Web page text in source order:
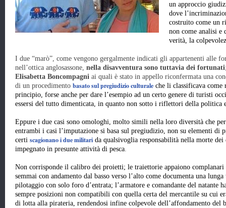
un approccio
dove
costruito come un
non come analisi e
verità, la
I due “marò”, come vengono gergalmente indicati gli appartenenti alle
nell’ottica anglosassone, nella disavventura sono tuttavia dei fortunati
Elisabetta Boncompagni ai quali è stato in appello riconfermata una
di un procedimento basato sul pregiudizio culturale che li classificava come
principio, forse anche per dare l’esempio ad un certo genere di turisti
essersi del tutto dimenticata, in quanto non sotto i riflettori della politica
Eppure i due casi sono omologhi, molto simili nella loro diversità che
entrambi i casi l’imputazione si basa sul pregiudizio, non su elementi
certi scagionano i due militari da qualsivoglia responsabilità nella morte
impegnato in presunte attività di pesca.
Non corrisponde il calibro dei proietti; le traiettorie appaiono complanari
semmai con andamento dal basso verso l’alto come documenta una
pilotaggio con solo foro d’entrata; l’armatore e comandante del natante
sempre posizioni non compatibili con quella certa del mercantile su cui
di lotta alla pirateria, rendendosi infine colpevole dell’affondamento del